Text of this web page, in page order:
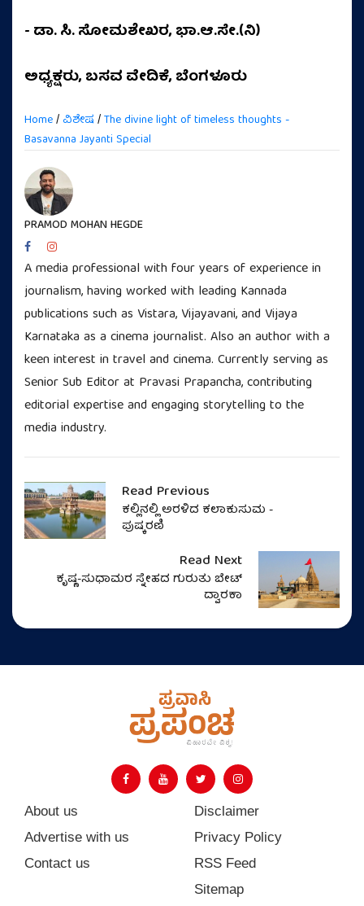
- ಡಾ. ಸಿ. ಸೋಮಶೇಖರ, ಭಾ.ಆ.ಸೇ.(ನಿ)
ಅಧ್ಯಕ್ಷರು, ಬಸವ ವೇದಿಕೆ, ಬೆಂಗಳೂರು
Home/ ವಿಶೇಷ/The divine light of timeless thoughts -
Basavanna Jayanti Special
PRAMOD MOHAN HEGDE
A media professional with four years of experience in
journalism, having worked with leading Kannada
publications such as Vistara, Vijayavani, and Vijaya
Karnataka as a cinema journalist. Also an author with a
keen interest in travel and cinema. Currently serving as
Senior Sub Editor at Pravasi Prapancha, contributing
editorial expertise and engaging storytelling to the
media industry.
Read Previous
ಕಲ್ಲಿನಲ್ಲಿ ಅರಳಿದ ಕಲಾಕುಸುಮ -
ಪುಷ್ಕರಣಿ
Read Next
ಕೃಷ್ಣ-ಸುಧಾಮರ ಸ್ನೇಹದ ಗುರುತು ಬೇಟ್
ದ್ವಾರಕಾ
About us
Advertise with us
Contact us
Disclaimer
Privacy Policy
RSS Feed
Sitemap